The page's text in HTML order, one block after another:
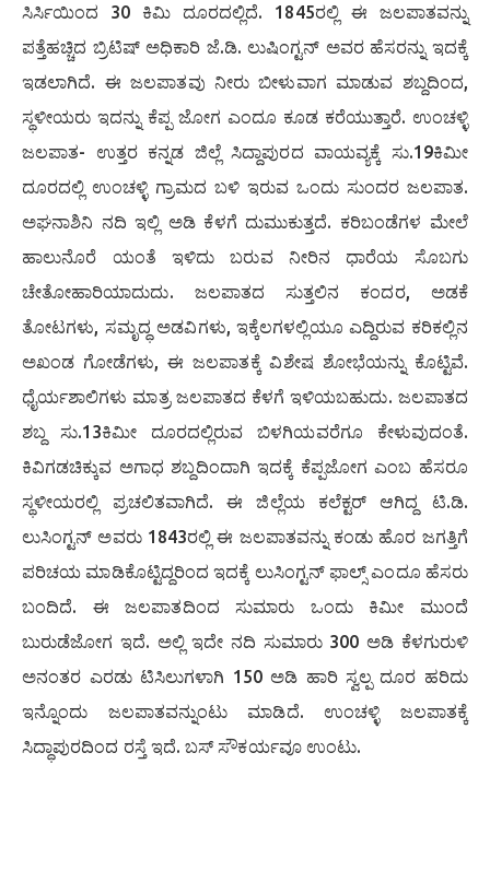
ಸಿರ್ಸಿಯಿಂದ 30 ಕಿಮಿ ದೂರದಲ್ಲಿದೆ. 1845ರಲ್ಲಿ ಈ ಜಲಪಾತವನ್ನು
ಪತ್ತೆಹಚ್ಚಿದ ಬ್ರಿಟಿಷ್ ಅಧಿಕಾರಿ ಜೆ.ಡಿ. ಲುಷಿಂಗ್ಟನ್ ಅವರ ಹೆಸರನ್ನು ಇದಕ್ಕೆ
ಇಡಲಾಗಿದೆ. ಈ ಜಲಪಾತವು ನೀರು ಬೀಳುವಾಗ ಮಾಡುವ ಶಬ್ದದಿಂದ,
ಸ್ಥಳೀಯರು ಇದನ್ನು ಕೆಪ್ಪ ಜೋಗ ಎಂದೂ ಕೂಡ ಕರೆಯುತ್ತಾರೆ. ಉಂಚಳ್ಳಿ
ಜಲಪಾತ- ಉತ್ತರ ಕನ್ನಡ ಜಿಲ್ಲೆ ಸಿದ್ದಾಪುರದ ವಾಯವ್ಯಕ್ಕೆ ಸು.19ಕಿಮೀ
ದೂರದಲ್ಲಿ ಉಂಚಳ್ಳಿ ಗ್ರಾಮದ ಬಳಿ ಇರುವ ಒಂದು ಸುಂದರ ಜಲಪಾತ.
ಅಘನಾಶಿನಿ ನದಿ ಇಲ್ಲಿ ಅಡಿ ಕೆಳಗೆ ದುಮುಕುತ್ತದೆ. ಕರಿಬಂಡೆಗಳ ಮೇಲೆ
ಹಾಲುನೊರೆ ಯಂತೆ ಇಳಿದು ಬರುವ ನೀರಿನ ಧಾರೆಯ ಸೊಬಗು
ಚೇತೋಹಾರಿಯಾದುದು. ಜಲಪಾತದ ಸುತ್ತಲಿನ ಕಂದರ, ಅಡಕೆ
ತೋಟಗಳು, ಸಮೃದ್ಧ ಅಡವಿಗಳು, ಇಕ್ಕೆಲಗಳಲ್ಲಿಯೂ ಎದ್ದಿರುವ ಕರಿಕಲ್ಲಿನ
ಅಖಂಡ ಗೋಡೆಗಳು, ಈ ಜಲಪಾತಕ್ಕೆ ವಿಶೇಷ ಶೋಭೆಯನ್ನು ಕೊಟ್ಟಿವೆ.
ಧೈರ್ಯಶಾಲಿಗಳು ಮಾತ್ರ ಜಲಪಾತದ ಕೆಳಗೆ ಇಳಿಯಬಹುದು. ಜಲಪಾತದ
ಶಬ್ದ ಸು.13ಕಿಮೀ ದೂರದಲ್ಲಿರುವ ಬಿಳಗಿಯವರೆಗೂ ಕೇಳುವುದಂತೆ.
ಕಿವಿಗಡಚಿಕ್ಕುವ ಅಗಾಧ ಶಬ್ದದಿಂದಾಗಿ ಇದಕ್ಕೆ ಕೆಪ್ಪಜೋಗ ಎಂಬ ಹೆಸರೂ
ಸ್ಥಳೀಯರಲ್ಲಿ ಪ್ರಚಲಿತವಾಗಿದೆ. ಈ ಜಿಲ್ಲೆಯ ಕಲೆಕ್ಟರ್ ಆಗಿದ್ದ ಟಿ.ಡಿ.
ಲುಸಿಂಗ್ಟನ್ ಅವರು 1843ರಲ್ಲಿ ಈ ಜಲಪಾತವನ್ನು ಕಂಡು ಹೊರ ಜಗತ್ತಿಗೆ
ಪರಿಚಯ ಮಾಡಿಕೊಟ್ಟಿದ್ದರಿಂದ ಇದಕ್ಕೆ ಲುಸಿಂಗ್ಟನ್ ಫಾಲ್ಸ್‌ ಎಂದೂ ಹೆಸರು
ಬಂದಿದೆ. ಈ ಜಲಪಾತದಿಂದ ಸುಮಾರು ಒಂದು ಕಿಮೀ ಮುಂದೆ
ಬುರುಡೆಜೋಗ ಇದೆ. ಅಲ್ಲಿ ಇದೇ ನದಿ ಸುಮಾರು 300 ಅಡಿ ಕೆಳಗುರುಳಿ
ಅನಂತರ ಎರಡು ಟಿಸಿಲುಗಳಾಗಿ 150 ಅಡಿ ಹಾರಿ ಸ್ವಲ್ಪ ದೂರ ಹರಿದು
ಇನ್ನೊಂದು ಜಲಪಾತವನ್ನುಂಟು ಮಾಡಿದೆ. ಉಂಚಳ್ಳಿ ಜಲಪಾತಕ್ಕೆ
ಸಿದ್ಧಾಪುರದಿಂದ ರಸ್ತೆ ಇದೆ. ಬಸ್ ಸೌಕರ್ಯವೂ ಉಂಟು.